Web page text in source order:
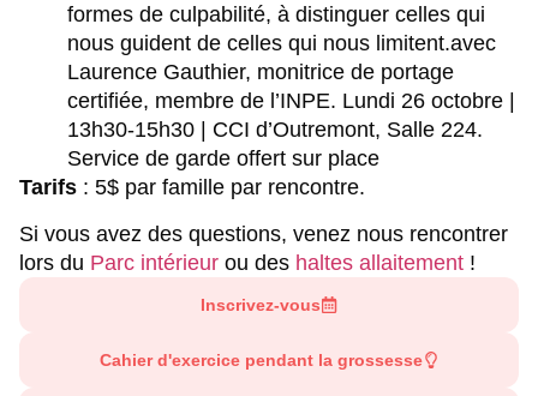
formes de culpabilité, à distinguer celles qui
nous guident de celles qui nous limitent.avec
Laurence Gauthier, monitrice de portage
certifiée, membre de l’INPE. Lundi 26 octobre |
13h30-15h30 | CCI d’Outremont, Salle 224.
Service de garde offert sur place
Tarifs : 5$ par famille par rencontre.
Si vous avez des questions, venez nous rencontrer
lors du Parc intérieur ou des haltes allaitement !
Inscrivez-vous
Cahier d'exercice pendant la grossesse